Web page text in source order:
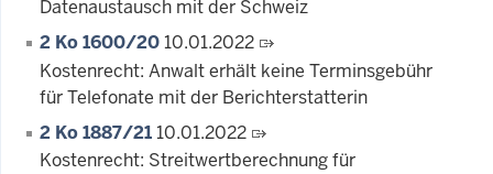
Datenaustausch mit der Schweiz
2 Ko 1600/2010.01.2022
Kostenrecht: Anwalt erhält keine Terminsgebühr
für Telefonate mit der Berichterstatterin
2 Ko 1887/2110.01.2022
Kostenrecht: Streitwertberechnung für